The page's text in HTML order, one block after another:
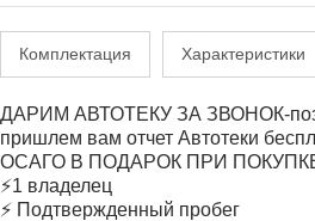
Комплектация Характеристики
ДАРИМ АВТОТЕКУ ЗА ЗВОНОК-
пришлем вам отчет Автотеки
ОСАГО В ПОДАРОК ПРИ
⚡1 владелец
⚡ Подтвержденный пробег